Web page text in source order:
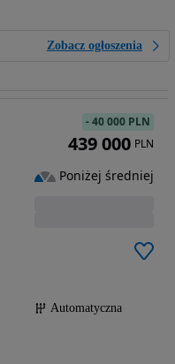
Zobacz ogłoszenia
Automatyczna
-40 000 PLN
439 000 PLN
Poniżej średniej